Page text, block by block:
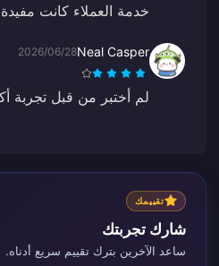
خدمة العملاء كانت
Neal Casper
2026/06/28
لم أختبر من قبل تجربة
تقييمك
شارك تجربتك
ساعد الآخرين بترك تقييم سريع أدناه.